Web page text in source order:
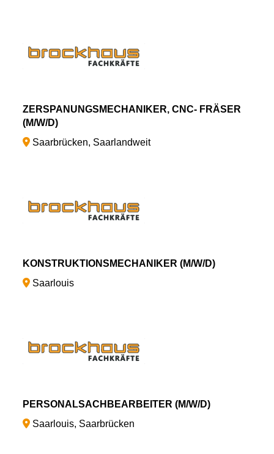
ZERSPANUNGSMECHANIKER, CNC- FRÄSER
(M/W/D)
Saarbrücken, Saarlandweit
KONSTRUKTIONSMECHANIKER (M/W/D)
Saarlouis
PERSONALSACHBEARBEITER (M/W/D)
Saarlouis, Saarbrücken